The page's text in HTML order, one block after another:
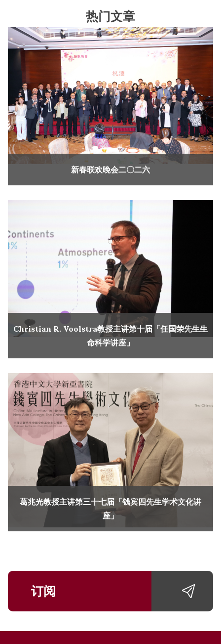
热门文章
新春联欢晚会二〇二六
Christian R. Voolstra教授主讲第十届「任国荣先生生
命科学讲座」
葛兆光教授主讲第三十七届「钱宾四先生学术文化讲
座」
订阅